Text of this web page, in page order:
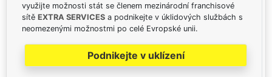
využijte možnosti stát se členem mezinárodní franchisové
sítě EXTRA SERVICES a podnikejte v úklidových službách s
neomezenými možnostmi po celé Evropské unii.
Podnikejte v uklízení